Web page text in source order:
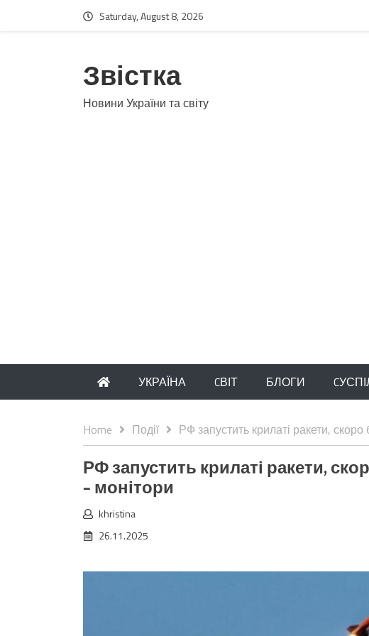
Saturday, August 8, 2026
Звістка
Новини України та світу
УКРАЇНА CВІТ БЛОГИ
Home Події РФ запустить крилаті ракети,
РФ запустить крилаті ракети,
– монітори
khristina
26.11.2025